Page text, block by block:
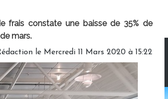
frais constate une baisse de 35% de
mars.
le Mercredi 11 Mars 2020 à 15:22